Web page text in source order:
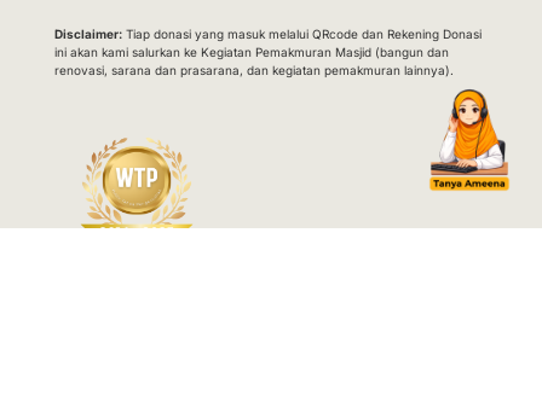
Disclaimer:Tiap donasi yang masuk melalui QRcode dan Rekening Donasi
ini akan kami salurkan ke Kegiatan Pemakmuran Masjid (bangun dan
renovasi, sarana dan prasarana, dan kegiatan pemakmuran lainnya).